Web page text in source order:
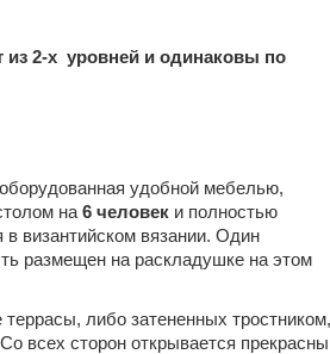
из 2-х уровней и одинаковы по
удобной мебелью,
на 6 человек и полностью
византийском вязании. Один
размещен на раскладушке на этом
либо затененных тростником,
всех сторон открывается